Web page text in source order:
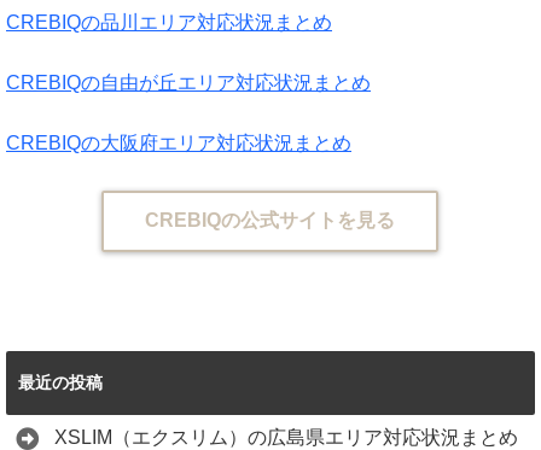
CREBIQの品川エリア対応状況まとめ
CREBIQの自由が丘エリア対応状況まとめ
CREBIQの大阪府エリア対応状況まとめ
CREBIQの公式サイトを見る
最近の投稿
XSLIM（エクスリム）の広島県エリア対応状況まとめ